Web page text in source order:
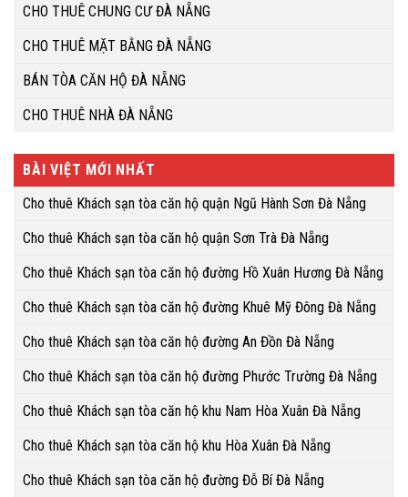
CHO THUÊ CHUNG CƯ ĐÀ NẴNG
CHO THUÊ MẶT BẰNG ĐÀ NẴNG
BÁN TÒA CĂN HỘ ĐÀ NẴNG
CHO THUÊ NHÀ ĐÀ NẴNG
BÀI VIỆT MỚI NHẤT
Cho thuê Khách sạn tòa căn hộ quận Ngũ Hành Sơn Đà Nẵng
Cho thuê Khách sạn tòa căn hộ quận Sơn Trà Đà Nẵng
Cho thuê Khách sạn tòa căn hộ đường Hồ Xuân Hương Đà Nẵng
Cho thuê Khách sạn tòa căn hộ đường Khuê Mỹ Đông Đà Nẵng
Cho thuê Khách sạn tòa căn hộ đường An Đồn Đà Nẵng
Cho thuê Khách sạn tòa căn hộ đường Phước Trường Đà Nẵng
Cho thuê Khách sạn tòa căn hộ khu Nam Hòa Xuân Đà Nẵng
Cho thuê Khách sạn tòa căn hộ khu Hòa Xuân Đà Nẵng
Cho thuê Khách sạn tòa căn hộ đường Đỗ Bí Đà Nẵng